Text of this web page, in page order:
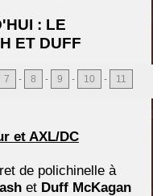
: LE
ET DUFF
7 - 8 - 9 - 10 - 11
et AXL/DC
de polichinelle à
et Duff McKagan